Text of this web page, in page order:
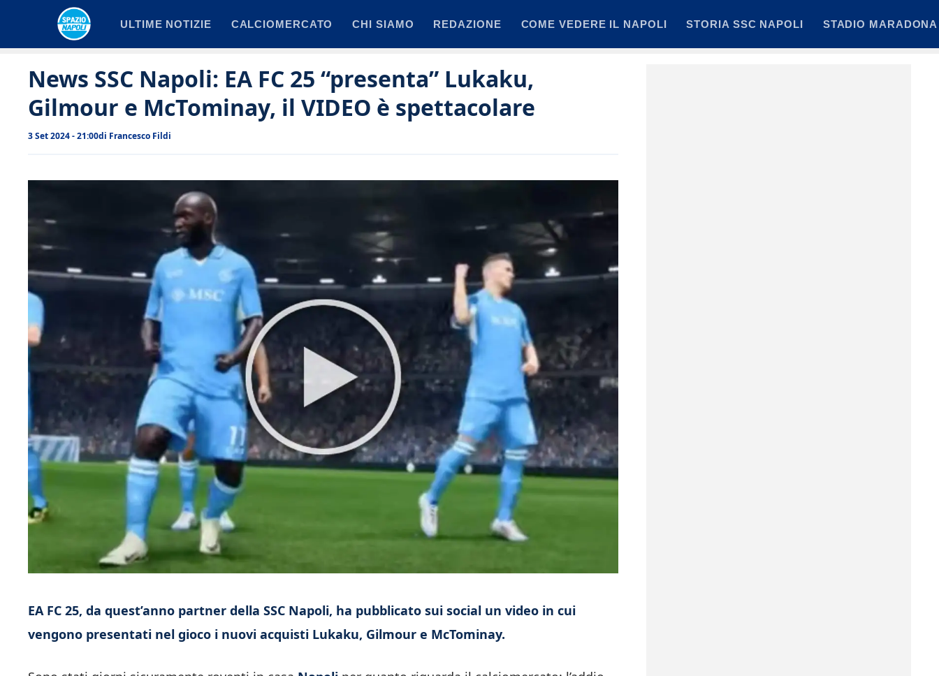
ULTIME NOTIZIE CALCIOMERCATO CHI SIAMO REDAZIONE COME VEDERE IL NAPOLI STORIA SSC NAPOLI STADIO MARADONA
News SSC Napoli: EA FC 25 “presenta” Lukaku,
Gilmour e McTominay, il VIDEO è spettacolare
3 Set 2024 - 21:00di Francesco Fildi
EA FC 25, da quest’anno partner della SSC Napoli, ha pubblicato sui social un video in cui
vengono presentati nel gioco i nuovi acquisti Lukaku, Gilmour e McTominay.